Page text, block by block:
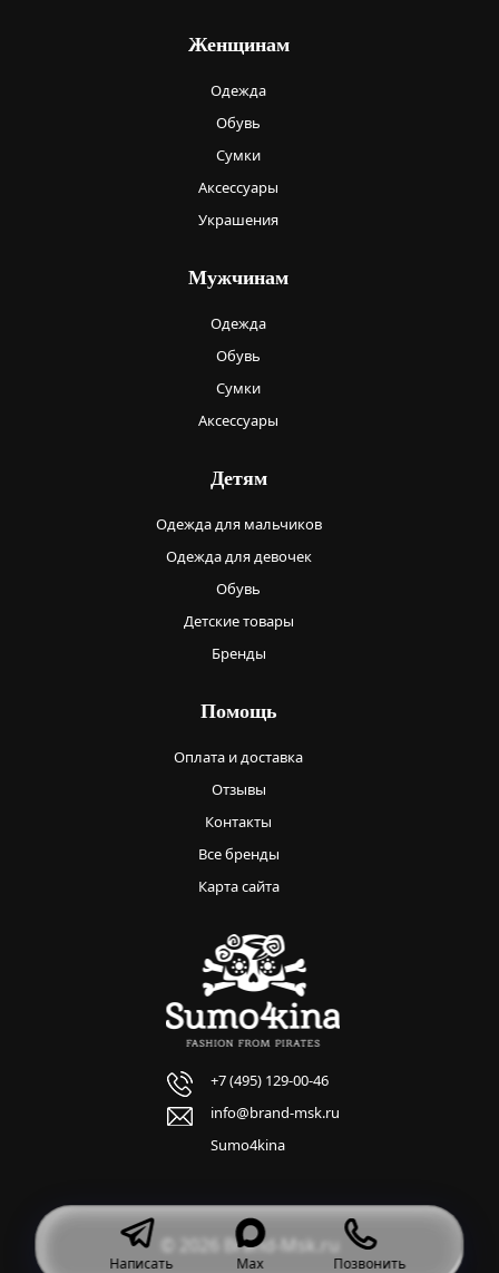
Женщинам
Одежда
Обувь
Сумки
Аксессуары
Украшения
Мужчинам
Одежда
Обувь
Сумки
Аксессуары
Детям
Одежда для мальчиков
Одежда для девочек
Обувь
Детские товары
Бренды
Помощь
Оплата и доставка
Отзывы
Контакты
Все бренды
Карта сайта
+7 (495) 129-00-46
info@brand-msk.ru
Sumo4kina
© 2026 Brand-Msk.ru
Написать Max Позвонить